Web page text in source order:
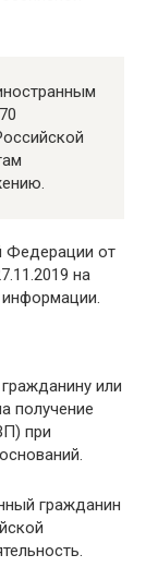
Федерации от
на
или
получение
при
гражданин